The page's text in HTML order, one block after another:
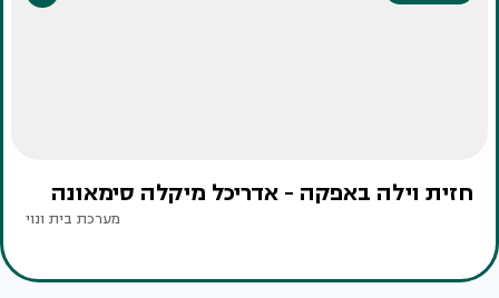
חזית וילה באפקה - אדריכל מיקלה סימאונה
מערכת בית ונוי